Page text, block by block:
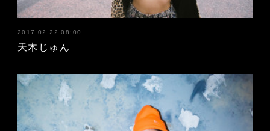
2017.02.22 08:00
天木じゅん